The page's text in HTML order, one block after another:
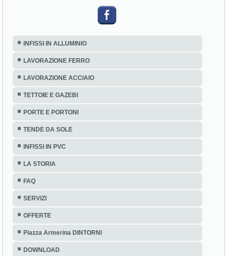
INFISSI IN ALLUMINIO
LAVORAZIONE FERRO
LAVORAZIONE ACCIAIO
TETTOIE E GAZEBI
PORTE E PORTONI
TENDE DA SOLE
INFISSI IN PVC
LA STORIA
FAQ
SERVIZI
OFFERTE
Piazza Armerina DINTORNI
DOWNLOAD